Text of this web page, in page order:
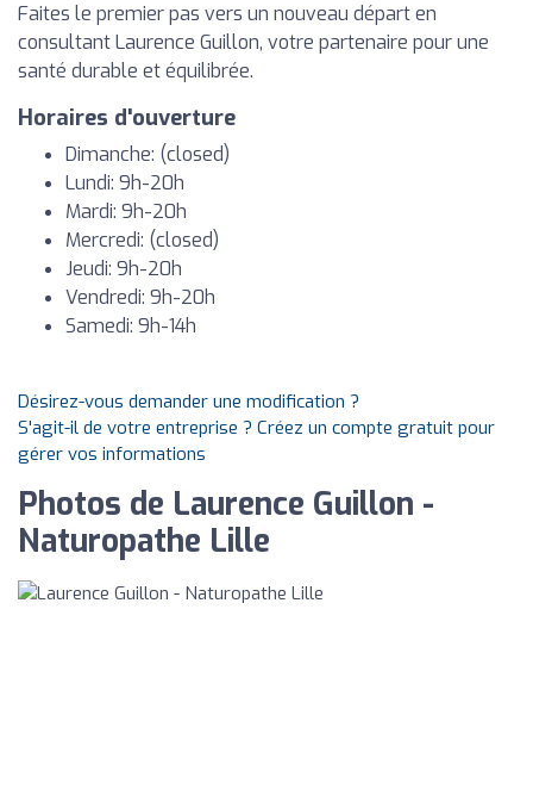
Faites le premier pas vers un nouveau départ en
consultant Laurence Guillon, votre partenaire pour une
santé durable et équilibrée.
Horaires d'ouverture
Dimanche: (closed)
Lundi: 9h-20h
Mardi: 9h-20h
Mercredi: (closed)
Jeudi: 9h-20h
Vendredi: 9h-20h
Samedi: 9h-14h
Désirez-vous demander une modification ?
S'agit-il de votre entreprise ? Créez un compte gratuit pour
gérer vos informations
Photos de Laurence Guillon -
Naturopathe Lille